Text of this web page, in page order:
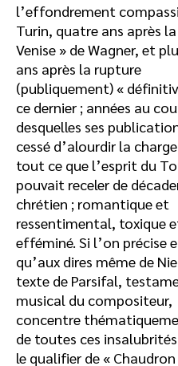
l’effondrement
Turin, quatre ans après
Venise » de Wagner, et
ans après la rupture
(publiquement) «
ce dernier ; années au
desquelles ses
cessé d’alourdir la
tout ce que l’esprit du
pouvait receler de
chrétien ; romantique et
ressentimental, toxique
efféminé. Si l’on précise
qu’aux dires même de
texte de Parsifal,
musical du compositeur,
concentre
de toutes ces
le qualifier de «